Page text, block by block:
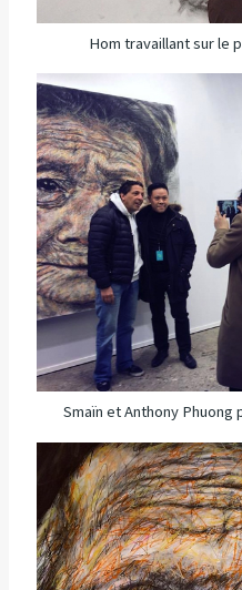
Hom travaillant sur le
Smaïn et Anthony